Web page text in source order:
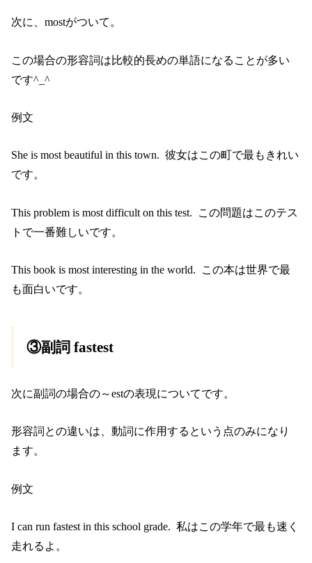
次に、mostがついて。
この場合の形容詞は比較的長めの単語になることが多い
です^_^
例文
She is most beautiful in this town. 彼女はこの町で最もきれい
です。
This problem is most difficult on this test. この問題はこのテス
トで一番難しいです。
This book is most interesting in the world. この本は世界で最
も面白いです。
③副詞 fastest
次に副詞の場合の～estの表現についてです。
形容詞との違いは、動詞に作用するという点のみになり
ます。
例文
I can run fastest in this school grade. 私はこの学年で最も速く
走れるよ。